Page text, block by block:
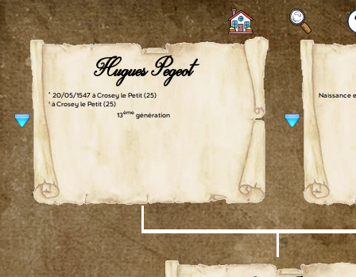
Hugues Pegeot
° 20/05/1547 à Crosey le Petit (25)
† à Crosey le Petit (25)
13èmegénération
Naissance